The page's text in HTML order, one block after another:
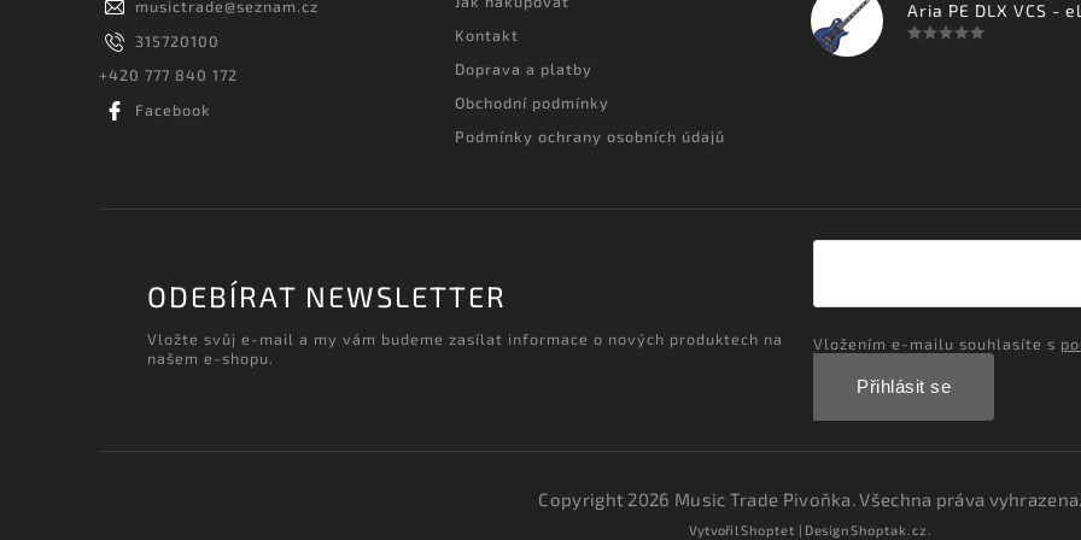
musictrade@seznam.cz
315720100
+420 777 840 172
Facebook
Kontakt
Doprava a platby
Obchodní podmínky
Podmínky ochrany osobních údajů
ODEBÍRAT NEWSLETTER
Vložte svůj e-mail a my vám budeme zasílat informace o nových produktech na
našem e-shopu.
Vložením e-mailu souhlasíte s
Přihlásit se
Copyright 2026 Music Trade Pivoňka. Všechna práva vyhrazena.
VytvořilShoptet | DesignShoptak.cz.